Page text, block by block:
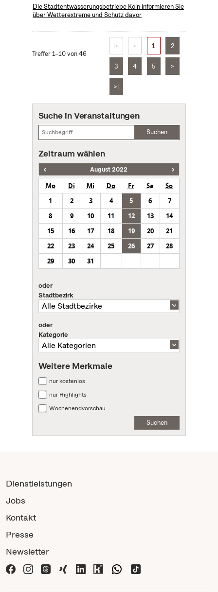
Die Stadtentwässerungsbetriebe Köln informieren Sie
über Wetterextreme und Schutz davor
Treffer 1–10 von 46
|< < 1 2
3 4 5 >
>|
Suche in Veranstaltungen
Suchen
Zeitraum wählen
August 2022
Mo Di Mi Do Fr Sa
So
1
2 3 4 5 6
7
8
9 10 11 12 13
14
15
16 17 18 19 20
21
22
23 24 25 26 27
28
29
30 31
oder
Stadtbezirk
oder
Kategorie
Weitere Merkmale
nur kostenlos
nur Highlights
Wochenendvorschau
Suchen
Dienstleistungen
Jobs
Kontakt
Presse
Newsletter